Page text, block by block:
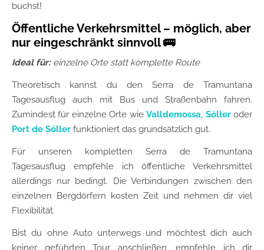
buchst!
Öffentliche Verkehrsmittel – möglich, aber
nur eingeschränkt sinnvoll 🚌
Ideal für: einzelne Orte statt komplette Route
Theoretisch kannst du den Serra de Tramuntana
Tagesausflug auch mit Bus und Straßenbahn fahren.
Zumindest für einzelne Orte wieValldemossa, Sólleroder
Port de Sóller funktioniert das grundsätzlich gut.
Für unseren kompletten Serra de Tramuntana
Tagesausflug empfehle ich öffentliche Verkehrsmittel
allerdings nur bedingt. Die Verbindungen zwischen den
einzelnen Bergdörfern kosten Zeit und nehmen dir viel
Flexibilität.
Bist du ohne Auto unterwegs und möchtest dich auch
keiner geführten Tour anschließen, empfehle ich dir